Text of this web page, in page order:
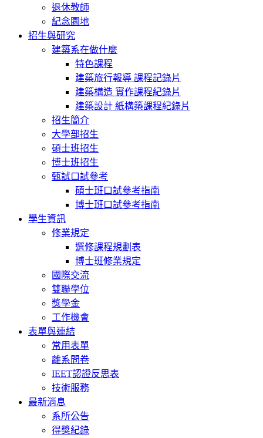
退休教師
紀念園地
招生與研究
建築系在做什麼
特色課程
建築旅行報導 課程記錄片
建築構造 實作課程紀錄片
建築設計 紙構築課程紀錄片
招生簡介
大學部招生
碩士班招生
博士班招生
甄試口試參考
碩士班口試參考指南
博士班口試參考指南
學生資訊
修業規定
選修課程規劃表
博士班修業規定
國際交流
雙聯學位
獎學金
工作機會
表單與連結
常用表單
離系問卷
IEET認證反思表
技術服務
最新消息
系所公告
得獎紀錄